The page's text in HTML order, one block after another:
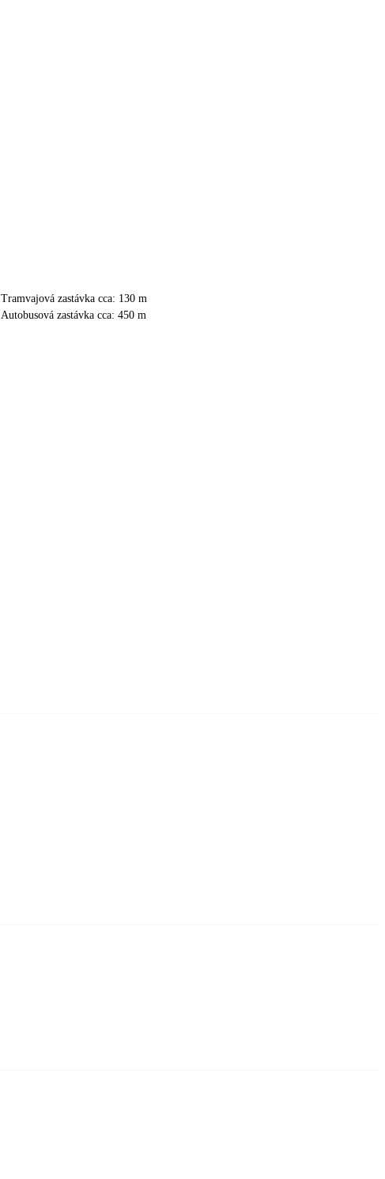
Tramvajová zastávka cca: 130 m
Autobusová zastávka cca: 450 m